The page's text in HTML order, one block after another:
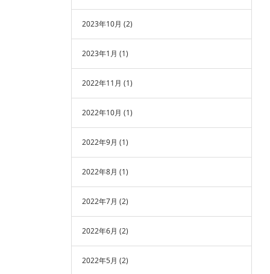
2023年10月 (2)
2023年1月 (1)
2022年11月 (1)
2022年10月 (1)
2022年9月 (1)
2022年8月 (1)
2022年7月 (2)
2022年6月 (2)
2022年5月 (2)